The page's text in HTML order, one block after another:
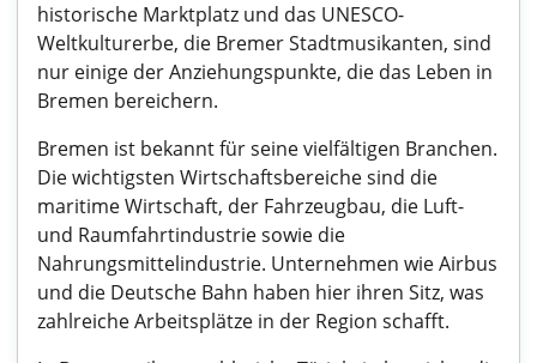
historische Marktplatz und das UNESCO-
Weltkulturerbe, die Bremer Stadtmusikanten, sind
nur einige der Anziehungspunkte, die das Leben in
Bremen bereichern.
Bremen ist bekannt für seine vielfältigen Branchen.
Die wichtigsten Wirtschaftsbereiche sind die
maritime Wirtschaft, der Fahrzeugbau, die Luft-
und Raumfahrtindustrie sowie die
Nahrungsmittelindustrie. Unternehmen wie Airbus
und die Deutsche Bahn haben hier ihren Sitz, was
zahlreiche Arbeitsplätze in der Region schafft.